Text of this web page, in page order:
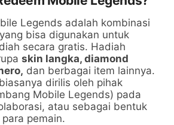
Legends adalah kombinasi
bisa digunakan untuk
secara gratis. Hadiah
skin langka, diamond
dan berbagai item lainnya.
dirilis oleh pihak
Mobile Legends) pada
atau sebagai bentuk
pemain.